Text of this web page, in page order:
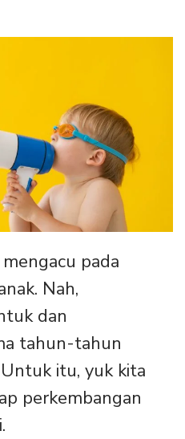
pada
Nah,
dan
tahun-tahun
itu, yuk kita
perkembangan